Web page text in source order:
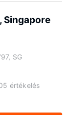
Singapore
SG
értékelés